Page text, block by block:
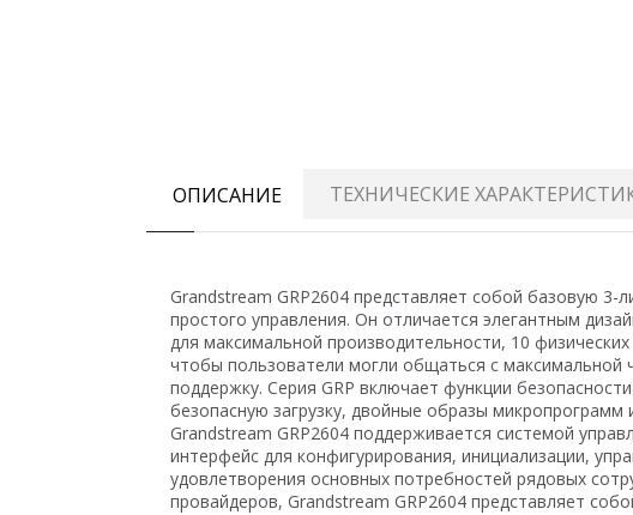
ОПИСАНИЕ ТЕХНИЧЕСКИЕ
Grandstream GRP2604 представляет собой базовую
простого управления. Он отличается элегантным
для максимальной производительности, 10
чтобы пользователи могли общаться с максимальной
поддержку. Серия GRP включает функции
безопасную загрузку, двойные образы
Grandstream GRP2604 поддерживается системой
интерфейс для конфигурирования, инициализации,
удовлетворения основных потребностей рядовых
провайдеров, Grandstream GRP2604 представляет